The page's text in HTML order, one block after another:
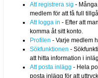
Att registrera sig -
medlem för att få full
Att logga in - Efter att
komma åt sitt konto.
Profilen - Varje medlem
Sökfunktionen -
att hitta information i
Att posta inlägg - Hela
posta inlägg för att